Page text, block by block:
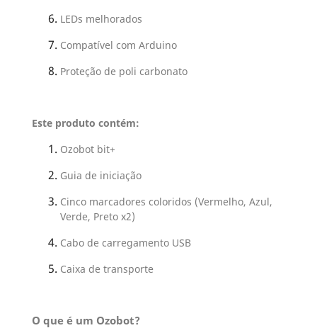
LEDs melhorados
Compatível com Arduino
Proteção de poli carbonato
Este produto contém:
Ozobot bit+
Guia de iniciação
Cinco marcadores coloridos (Vermelho, Azul,
Verde, Preto x2)
Cabo de carregamento USB
Caixa de transporte
O que é um Ozobot?